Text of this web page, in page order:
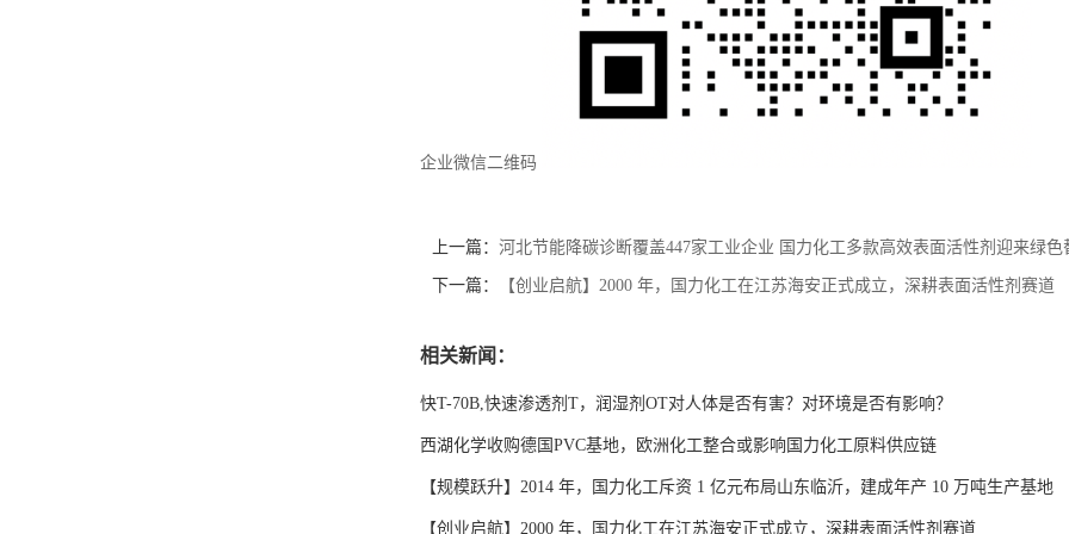
企业微信二维码
上一篇： 河北节能降碳诊断覆盖447家工业企业 国力化工多款高效表面活性剂迎来绿色
下一篇： 【创业启航】2000 年，国力化工在江苏海安正式成立，深耕表面活性剂赛道
相关新闻：
快T-70B,快速渗透剂T，润湿剂OT对人体是否有害？对环境是否有影响？
西湖化学收购德国PVC基地，欧洲化工整合或影响国力化工原料供应链
【规模跃升】2014 年，国力化工斥资 1 亿元布局山东临沂，建成年产 10 万吨生产基地
【创业启航】2000 年，国力化工在江苏海安正式成立，深耕表面活性剂赛道